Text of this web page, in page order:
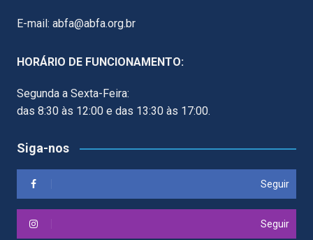
E-mail: abfa@abfa.org.br
HORÁRIO DE FUNCIONAMENTO:
Segunda a Sexta-Feira:
das 8:30 às 12:00 e das 13:30 às 17:00.
Siga-nos
Seguir
Seguir